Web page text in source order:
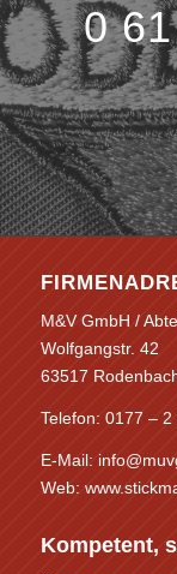
0
M&V GmbH /
Wolfgangstr. 42
63517
Telefon: 0177 –
E-Mail:
Web:
Kompetent,